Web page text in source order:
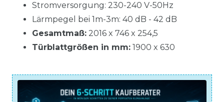
Stromversorgung: 230-240 V-50Hz
Lärmpegel bei 1m-3m: 40 dB - 42 dB
Gesamtmaß: 2016 x 746 x 254,5
Türblattgrößen in mm: 1900 x 630